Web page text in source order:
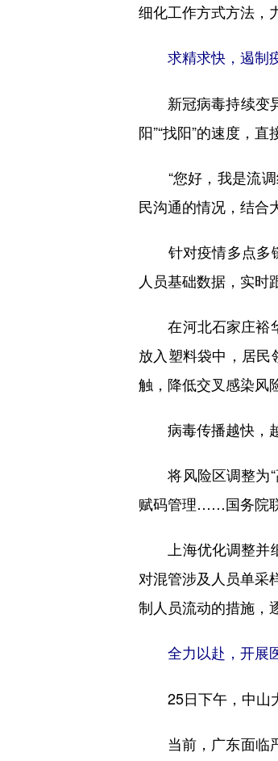
细化工作方式方法，
求精求快，遏制
新冠病毒持续变异
阳”“找阳”的速度，
“您好，我是流调
民沟通的情况，结合
针对疫情多点多链
人员基础数据，实时
在河北石家庄裕华
放入塑料袋中，居民
触，降低交叉感染风
病毒传播越快，越
将风险区调整为“
赋码管理……国务院
上海优化调整并细
对混管涉及人员单采
制人员流动的措施，
全力以赴，开展
25日下午，中山大
当前，广东面临严